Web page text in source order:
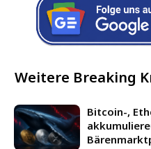
Weitere Breaking
Bitcoin-,